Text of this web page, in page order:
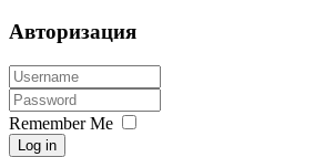
Авторизация
Remember Me
Log in